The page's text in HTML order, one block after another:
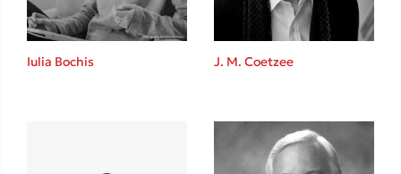
Playlist
Iulia Bochis J. M. Coetzee